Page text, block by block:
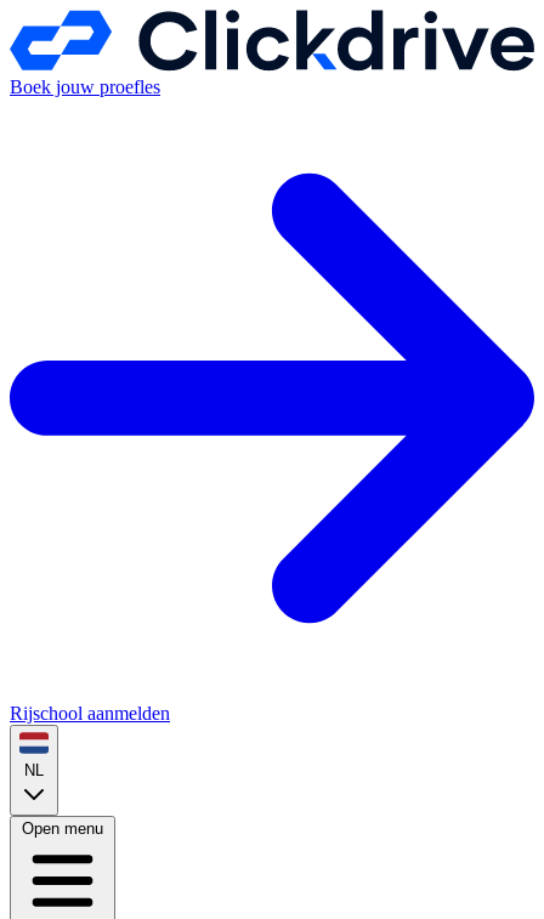
Boek jouw proefles
Rijschool aanmelden
NL
Open menu